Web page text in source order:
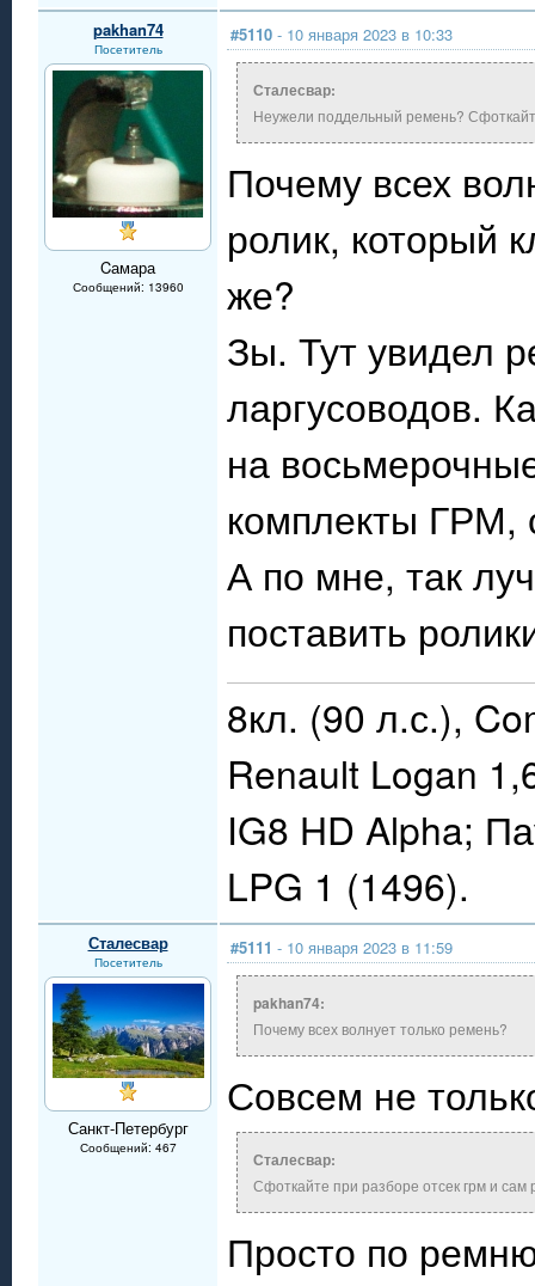
pakhan74
Посетитель
Cамара
Сообщений: 13960
#5110 - 10 января 2023 в 10:33
Сталесвар:
Неужели поддельный ремень?
Почему всех
ролик, который
же?
Зы. Тут увидел
ларгусоводов.
на
комплекты ГРМ,
А по мне, так
поставить
8кл. (90 л.с.),
Renault Logan
IG8 HD Alpha;
LPG 1 (1496).
Сталесвар
Посетитель
Санкт-Петербург
Сообщений: 467
#5111 - 10 января 2023 в 11:59
pakhan74:
Почему всех волнует только ремень?
Совсем не
Сталесвар:
Сфоткайте при разборе отсек грм и сам
Просто по